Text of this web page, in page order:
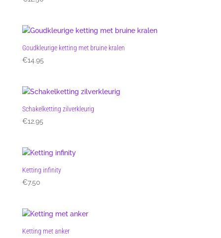
Goudkleurige ketting met bruine kralen
€14.95
Schakelketting zilverkleurig
€12.95
Ketting infinity
€7.50
Ketting met anker